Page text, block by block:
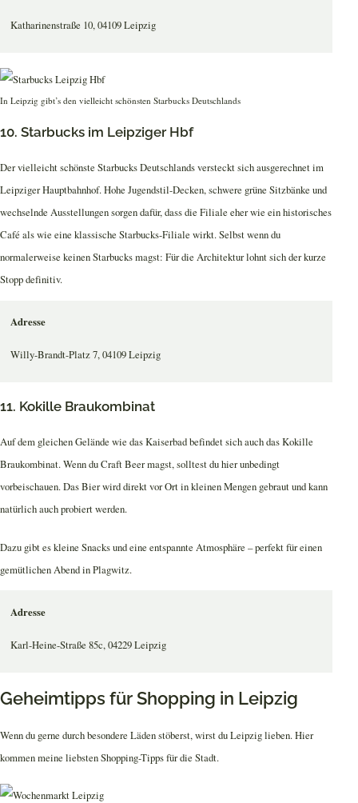
Katharinenstraße 10, 04109 Leipzig
In Leipzig gibt’s den vielleicht schönsten Starbucks Deutschlands
10. Starbucks im Leipziger Hbf
Der vielleicht schönste Starbucks Deutschlands versteckt sich ausgerechnet im
Leipziger Hauptbahnhof. Hohe Jugendstil-Decken, schwere grüne Sitzbänke und
wechselnde Ausstellungen sorgen dafür, dass die Filiale eher wie ein historisches
Café als wie eine klassische Starbucks-Filiale wirkt. Selbst wenn du
normalerweise keinen Starbucks magst: Für die Architektur lohnt sich der kurze
Stopp definitiv.
Adresse
Willy-Brandt-Platz 7, 04109 Leipzig
11. Kokille Braukombinat
Auf dem gleichen Gelände wie das Kaiserbad befindet sich auch das Kokille
Braukombinat. Wenn du Craft Beer magst, solltest du hier unbedingt
vorbeischauen. Das Bier wird direkt vor Ort in kleinen Mengen gebraut und kann
natürlich auch probiert werden.
Dazu gibt es kleine Snacks und eine entspannte Atmosphäre – perfekt für einen
gemütlichen Abend in Plagwitz.
Adresse
Karl-Heine-Straße 85c, 04229 Leipzig
Geheimtipps für Shopping in Leipzig
Wenn du gerne durch besondere Läden stöberst, wirst du Leipzig lieben. Hier
kommen meine liebsten Shopping-Tipps für die Stadt.